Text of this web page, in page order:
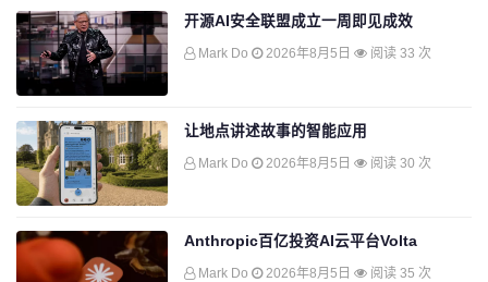
开源AI安全联盟成立一周即见成效
Mark Do 2026年8月5日 阅读 33 次
让地点讲述故事的智能应用
Mark Do 2026年8月5日 阅读 30 次
Anthropic百亿投资AI云平台Volta
Mark Do 2026年8月5日 阅读 35 次